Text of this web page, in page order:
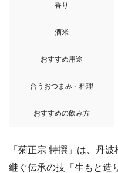
香り
酒米
おすすめ用途
合うおつまみ・料理
おすすめの飲み方
「菊正宗 特撰」は、丹
継ぐ伝承の技「生もと造